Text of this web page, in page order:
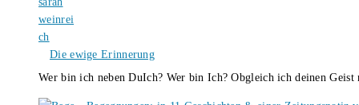
Die ewige Erinnerung
Wer bin ich neben DuIch? Wer bin Ich? Obgleich ich deinen